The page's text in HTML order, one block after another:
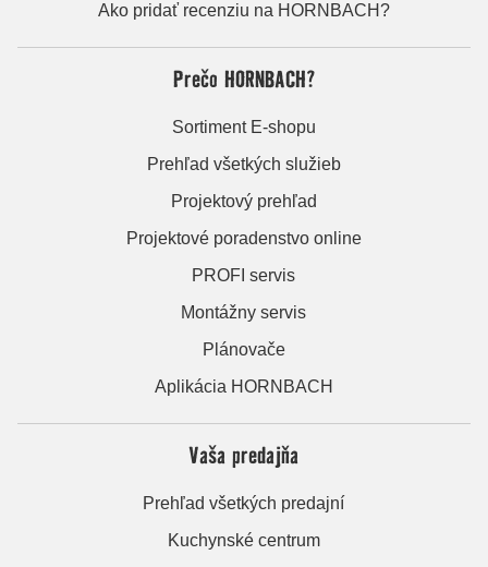
Ako pridať recenziu na HORNBACH?
Prečo HORNBACH?
Sortiment E-shopu
Prehľad všetkých služieb
Projektový prehľad
Projektové poradenstvo online
PROFI servis
Montážny servis
Plánovače
Aplikácia HORNBACH
Vaša predajňa
Prehľad všetkých predajní
Kuchynské centrum